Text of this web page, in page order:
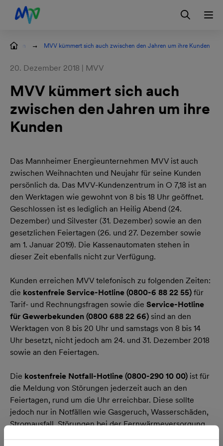
Zur Hauptnavigation springen
Zum Hauptinhalt springen
Zur Footernavigation springen
Kontakt EN Login
MVV kümmert sich auch zwischen den Jahren um ihre Kunden
20. Dezember 2018 | MVV
MVV kümmert sich auch
zwischen den Jahren um ihre
Kunden
Das Mannheimer Energieunternehmen MVV ist auch
zwischen Weihnachten und Neujahr für seine Kunden
persönlich da. Das MVV-Kundenzentrum in O 7,18 ist an
den Werktagen wie gewohnt von 8 bis 18 Uhr geöffnet.
Geschlossen ist es lediglich an Heilig Abend (24.
Dezember) und Silvester (31. Dezember) sowie an den
gesetzlichen Feiertagen (26. und 27. Dezember sowie
am 1. Januar 2019). Die Kassenautomaten stehen in
dieser Zeit ebenfalls nicht zur Verfügung.
Kunden erreichen MVV telefonisch zu folgenden Zeiten:
die kostenfreie Service-Hotline (0800-6 88 22 55) für
Tarif- und Rechnungsfragen sowie die Service-Hotline
für Gewerbekunden (0800 688 22 66) sind an den
Werktagen von 8 bis 20 Uhr und samstags von 8 bis 14
Uhr besetzt, nicht jedoch am 24. und 31. Dezember 2018
sowie an den Feiertagen.
Die kostenfreie Notfall-Hotline (0800-290 10 00) ist für
die Meldung von Störungen jederzeit auch an den
Feiertagen, rund um die Uhr erreichbar. Diese sollte
jedoch nur in Notfällen wie Gasgeruch, Wasserschäden,
Stromausfall, Störungen bei der Fernwärmeversorgung